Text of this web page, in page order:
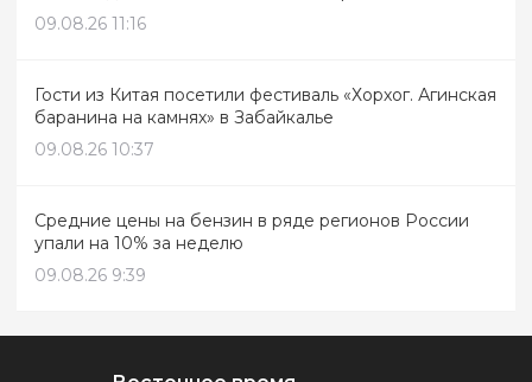
09.08.26 11:16
Гости из Китая посетили фестиваль «Хорхог. Агинская
баранина на камнях» в Забайкалье
09.08.26 10:37
Средние цены на бензин в ряде регионов России
упали на 10% за неделю
09.08.26 9:39